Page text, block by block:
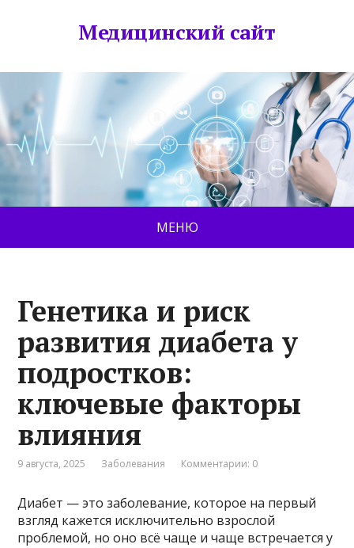
Медицинский сайт
МЕНЮ
Генетика и риск
развития диабета у
подростков:
ключевые факторы
влияния
9 августа, 2025 Заболевания Комментарии: 0
Диабет — это заболевание, которое на первый
взгляд кажется исключительно взрослой
проблемой, но оно всё чаще и чаще встречается у